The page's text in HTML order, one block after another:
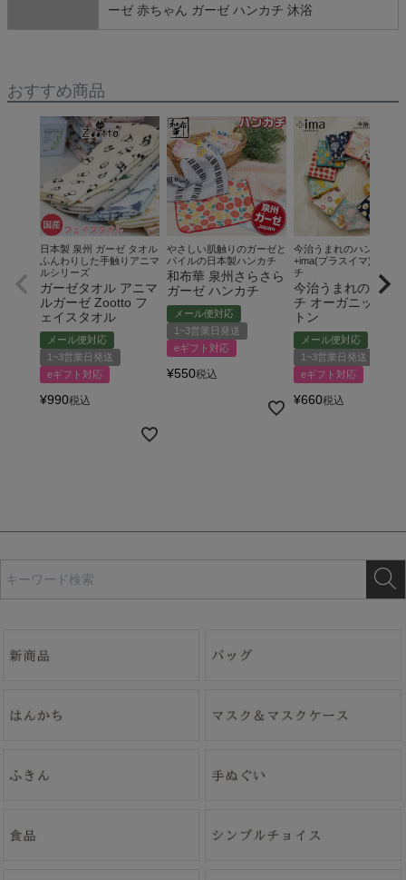
ーゼ 赤ちゃん ガーゼ ハンカチ 沐浴
おすすめ商品
日本製 泉州 ガーゼ タオル
ふんわりした手触りアニマ
ルシリーズ
ガーゼタオル アニマ
ルガーゼ Zootto フ
ェイスタオル
メール便対応
1~3営業日発送
eギフト対応
¥990税込
やさしい肌触りのガーゼと
パイルの日本製ハンカチ
和布華 泉州さらさら
ガーゼ ハンカチ
メール便対応
1~3営業日発送
eギフト対応
¥550税込
今治うまれのハンカチ
+ima(プラスイマ) ハンカ
チ
今治うまれのハン
チ オーガニックコ
トン
メール便対応
1~3営業日発送
eギフト対応
¥660税込